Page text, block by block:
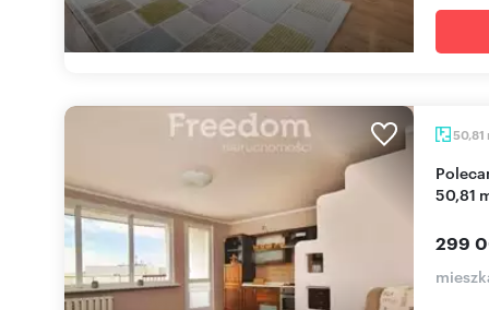
50,81
Polecam przestronne 3-pokojowe mieszkanie
50,81
299